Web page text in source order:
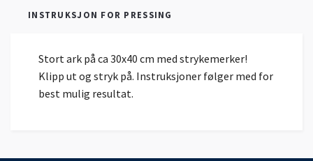
INSTRUKSJON FOR PRESSING
Stort ark på ca 30x40 cm med strykemerker!
Klipp ut og stryk på. Instruksjoner følger med for
best mulig resultat.